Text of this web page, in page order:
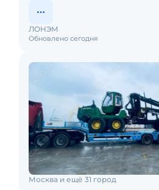
Обновлено сегодня
ЛОНЭМ
Москва и ещё 31 город